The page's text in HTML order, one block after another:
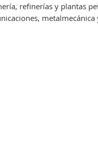
refinerías y plantas